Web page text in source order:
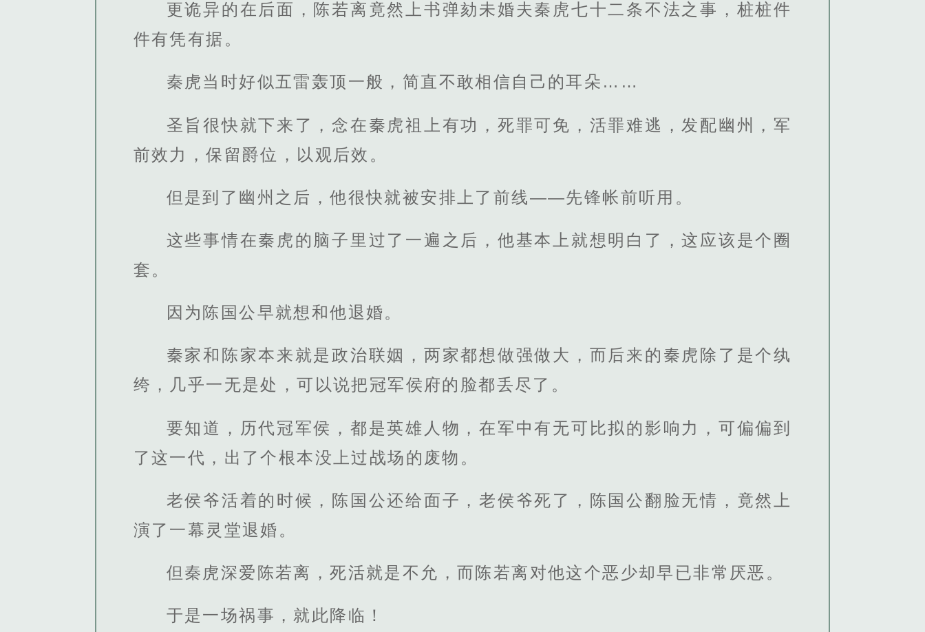
更诡异的在后面，陈若离竟然上书弹劾未婚夫秦虎七十二条不法之事，桩桩件
件有凭有据。
秦虎当时好似五雷轰顶一般，简直不敢相信自己的耳朵……
圣旨很快就下来了，念在秦虎祖上有功，死罪可免，活罪难逃，发配幽州，军
前效力，保留爵位，以观后效。
但是到了幽州之后，他很快就被安排上了前线——先锋帐前听用。
这些事情在秦虎的脑子里过了一遍之后，他基本上就想明白了，这应该是个圈
套。
因为陈国公早就想和他退婚。
秦家和陈家本来就是政治联姻，两家都想做强做大，而后来的秦虎除了是个纨
绔，几乎一无是处，可以说把冠军侯府的脸都丢尽了。
要知道，历代冠军侯，都是英雄人物，在军中有无可比拟的影响力，可偏偏到
了这一代，出了个根本没上过战场的废物。
老侯爷活着的时候，陈国公还给面子，老侯爷死了，陈国公翻脸无情，竟然上
演了一幕灵堂退婚。
但秦虎深爱陈若离，死活就是不允，而陈若离对他这个恶少却早已非常厌恶。
于是一场祸事，就此降临！